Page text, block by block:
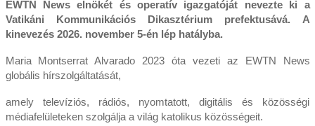
EWTN News elnökét és operatív igazgatóját nevezte ki a
Vatikáni Kommunikációs Dikasztérium prefektusává. A
kinevezés 2026. november 5-én lép hatályba.
Maria Montserrat Alvarado 2023 óta vezeti az EWTN News
globális hírszolgáltatását,
amely televíziós, rádiós, nyomtatott, digitális és közösségi
médiafelületeken szolgálja a világ katolikus közösségeit.